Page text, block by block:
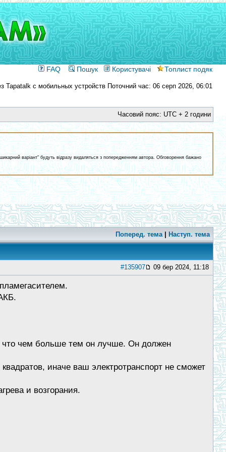
FAQ Пошук Користувачі Топлист подяк
Поточний час: 06 серп 2026, 06:01
Часовий пояс: UTC + 2 години
варіант" будуть відразу видаляться з попередженням автора. Обговорення бажано
Поперед. тема| Наступ. тема
#135907 09 бер 2024, 11:18
что чем больше тем он лучше. Он должен
иначе ваш электротранспорт не сможет
и возгорания.